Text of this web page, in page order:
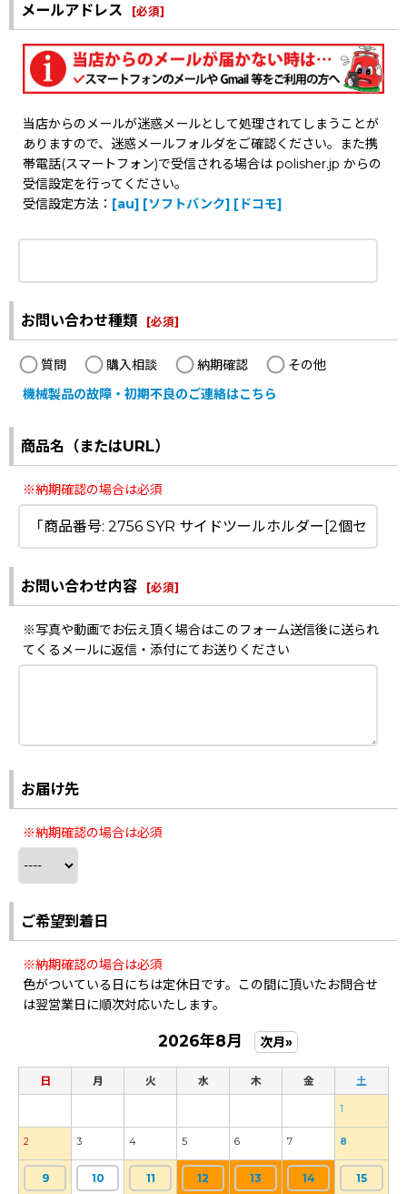
メールアドレス [必須]
当店からのメールが迷惑メールとして処理されてしまうことが
ありますので、迷惑メールフォルダをご確認ください。また携
帯電話(スマートフォン)で受信される場合は polisher.jp からの
受信設定を行ってください。
受信設定方法： [au] [ソフトバンク] [ドコモ]
お問い合わせ種類 [必須]
質問 購入相談 納期確認
その他
機械製品の故障・初期不良のご連絡はこちら
商品名（またはURL）
※納期確認の場合は必須
お問い合わせ内容 [必須]
※写真や動画でお伝え頂く場合はこのフォーム送信後に送られ
てくるメールに返信・添付にてお送りください
お届け先
※納期確認の場合は必須
ご希望到着日
※納期確認の場合は必須
色がついている日にちは定休日です。この間に頂いたお問合せ
は翌営業日に順次対応いたします。
2026年8月 次月»
日 月 火 水 木 金 土
1
2 3 4 5 6 7 8
9 10 11 12 13 14 15